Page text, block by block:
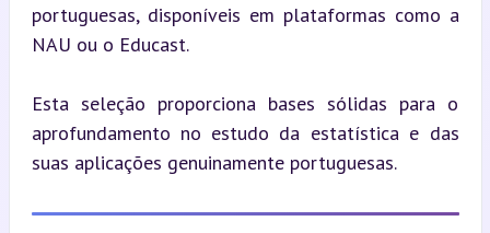
portuguesas, disponíveis em plataformas como a
NAU ou o Educast.
Esta seleção proporciona bases sólidas para o
aprofundamento no estudo da estatística e das
suas aplicações genuinamente portuguesas.